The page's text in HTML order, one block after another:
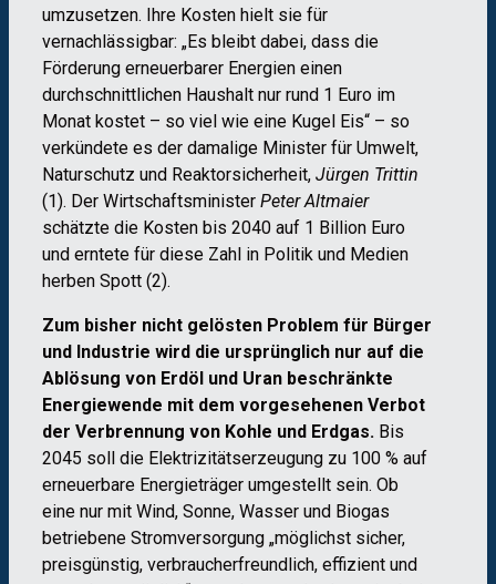
umzusetzen. Ihre Kosten hielt sie für
vernachlässigbar: „Es bleibt dabei, dass die
Förderung erneuerbarer Energien einen
durchschnittlichen Haushalt nur rund 1 Euro im
Monat kostet – so viel wie eine Kugel Eis“ – so
verkündete es der damalige Minister für Umwelt,
Naturschutz und Reaktorsicherheit, Jürgen Trittin
(1). Der Wirtschaftsminister Peter Altmaier
schätzte die Kosten bis 2040 auf 1 Billion Euro
und erntete für diese Zahl in Politik und Medien
herben Spott (2).
Zum bisher nicht gelösten Problem für Bürger
und Industrie wird die ursprünglich nur auf die
Ablösung von Erdöl und Uran beschränkte
Energiewende mit dem vorgesehenen Verbot
der Verbrennung von Kohle und Erdgas. Bis
2045 soll die Elektrizitätserzeugung zu 100 % auf
erneuerbare Energieträger umgestellt sein. Ob
eine nur mit Wind, Sonne, Wasser und Biogas
betriebene Stromversorgung „möglichst sicher,
preisgünstig, verbraucherfreundlich, effizient und